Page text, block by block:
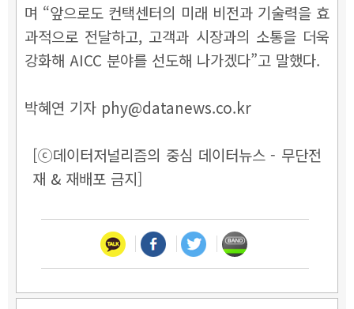
며 “앞으로도 컨택센터의 미래 비전과 기술력을 효
과적으로 전달하고, 고객과 시장과의 소통을 더욱
강화해 AICC 분야를 선도해 나가겠다”고 말했다.
박혜연 기자 phy@datanews.co.kr
[ⓒ데이터저널리즘의 중심 데이터뉴스 - 무단전
재 & 재배포 금지]